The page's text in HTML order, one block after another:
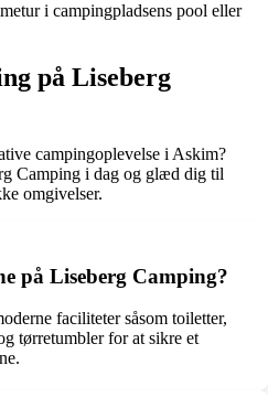
i campingpladsens pool eller
på Liseberg
campingoplevelse i Askim?
Camping i dag og glæd dig til
omgivelser.
på Liseberg Camping?
faciliteter såsom toiletter,
tørretumbler for at sikre et